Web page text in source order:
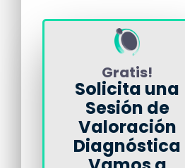
Gratis!
Solicita una
Sesión de
Valoración
Diagnóstica